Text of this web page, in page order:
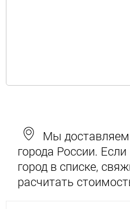
Мы
города России.
город в списке,
расчитать